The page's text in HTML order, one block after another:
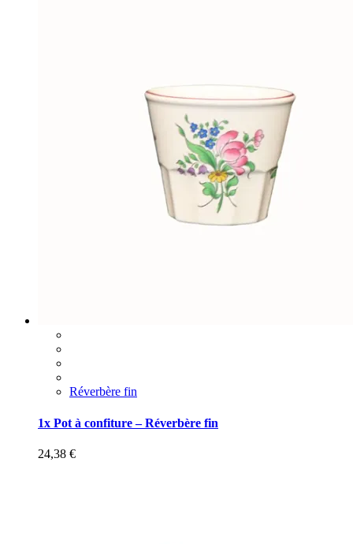
Réverbère fin
1x Pot à confiture – Réverbère fin
24,38 €